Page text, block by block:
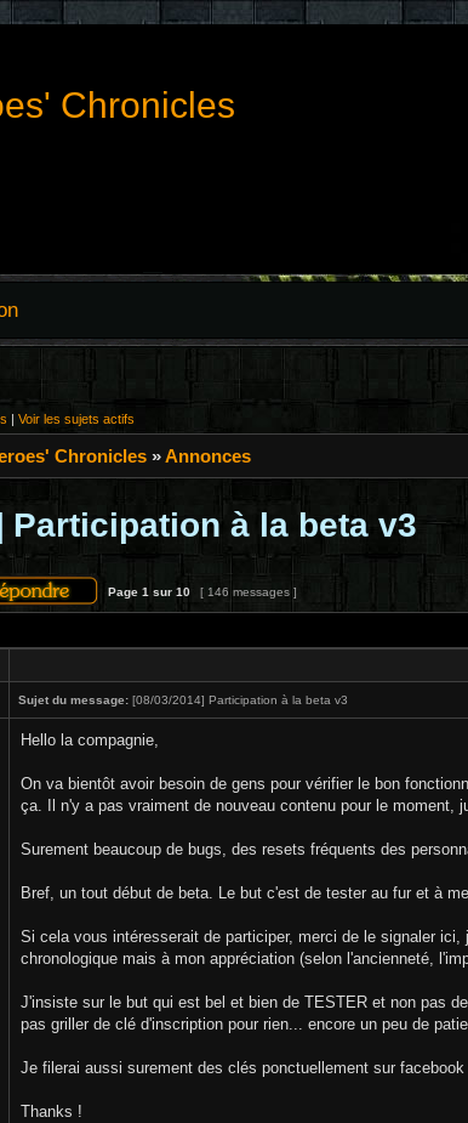
Chronicles
| Voir les sujets actifs
Chronicles »Annonces
Participation à la beta v3
Page 1 sur 10 [ 146 messages ]
Sujet du message: [08/03/2014] Participation à la beta v3
Hello la compagnie,
On va bientôt avoir besoin de gens pour vérifier le bon
ça. Il n'y a pas vraiment de nouveau contenu pour le moment,
Surement beaucoup de bugs, des resets fréquents des
Bref, un tout début de beta. Le but c'est de tester au fur et à
Si cela vous intéresserait de participer, merci de le signaler
chronologique mais à mon appréciation (selon l'ancienneté,
J'insiste sur le but qui est bel et bien de TESTER et non pas
pas griller de clé d'inscription pour rien... encore un peu de
Je filerai aussi surement des clés ponctuellement sur
Thanks !